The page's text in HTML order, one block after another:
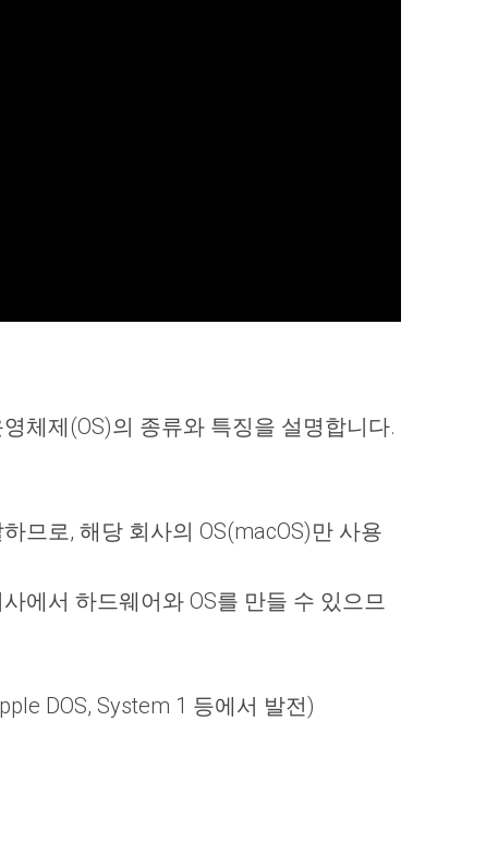
체제(OS)의 종류와 특징을 설명합니다.
므로, 해당 회사의 OS(macOS)만 사용
에서 하드웨어와 OS를 만들 수 있으므
DOS, System 1 등에서 발전)